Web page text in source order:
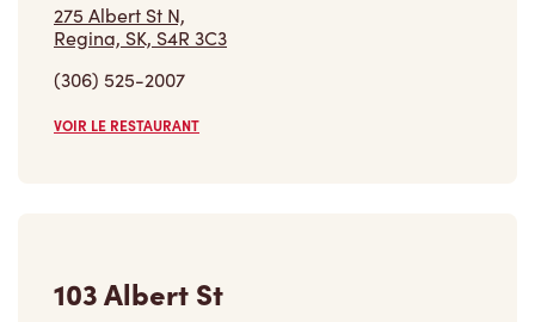
275 Albert St N,
Regina, SK, S4R 3C3
(306) 525-2007
VOIR LE RESTAURANT
103 Albert St